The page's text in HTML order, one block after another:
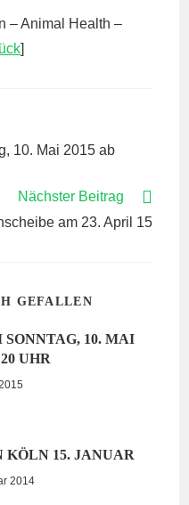
– Animal Health –
]
10. Mai 2015 ab
Nächster Beitrag
am 23. April 15
GEFALLEN
10. MAI
UHR
KÖLN 15. JANUAR
2014